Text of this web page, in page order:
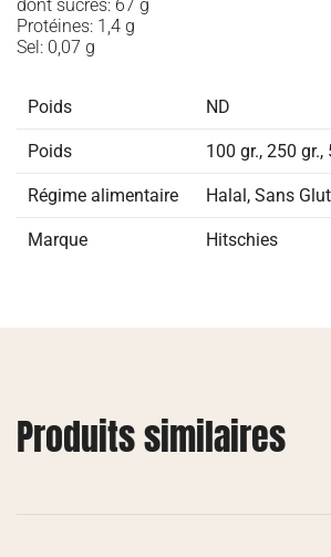
dont sucres: 67 g
Protéines: 1,4 g
Sel: 0,07 g
Poids ND
Poids 100 gr., 250 gr.,
Régime alimentaire Halal , Sans
Marque Hitschies
Produits similaires